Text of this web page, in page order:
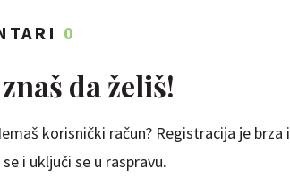
0
da želiš!
korisnički račun? Registracija je brza i
i uključi se u raspravu.